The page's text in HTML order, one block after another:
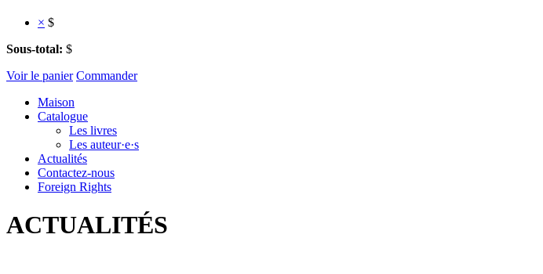
× $
Sous-total: $
Voir le panier Commander
Maison
Catalogue
Les livres
Les auteur·e·s
Actualités
Contactez-nous
Foreign Rights
ACTUALITÉS